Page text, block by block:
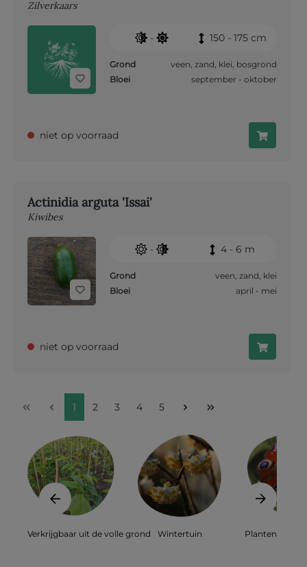
Zilverkaars
- 150 - 175 cm
Grond veen, zand, klei, bosgrond
Bloei
september - oktober
niet op voorraad
Actinidia arguta 'Issai'
Kiwibes
- 4 - 6 m
Grond veen, zand, klei
Bloei
april - mei
niet op voorraad
1 2 3 4 5
Verkrijgbaar uit de volle grond Wintertuin Planten voor